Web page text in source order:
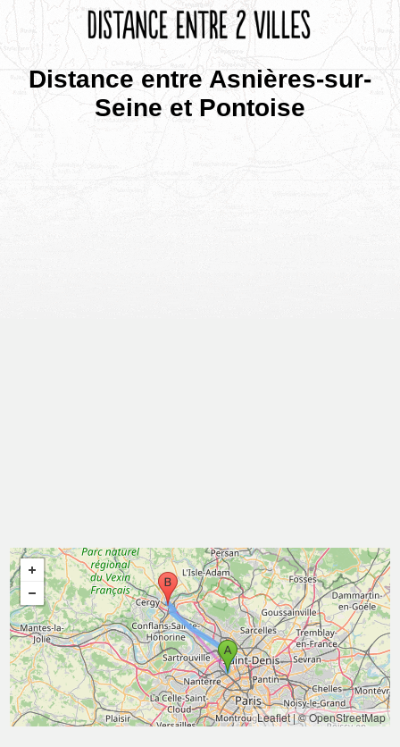
Distance entre Asnières-sur-
Seine et Pontoise
Leaflet|© OpenStreetMap